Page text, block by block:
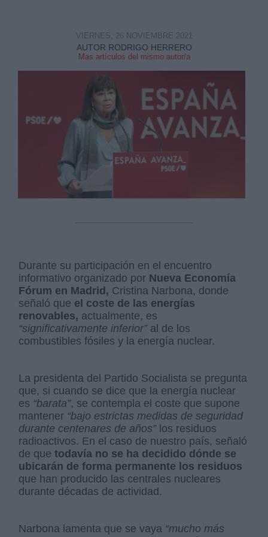
AUTOR RODRIGO HERRERO
Mas artículos del mismo autor/a
VIERNES, 26 NOVIEMBRE 2021
Durante su participación en el encuentro
informativo organizado por Nueva Economía
Fórum en Madrid, Cristina Narbona, donde
señaló que el coste de las energías
renovables, actualmente, es
“significativamente inferior”al de los
combustibles fósiles y la energía nuclear.
La presidenta del Partido Socialista se pregunta
que, si cuando se dice que la energía nuclear
es “barata”, se contempla el coste que supone
mantener “bajo estrictas medidas de seguridad
durante centenares de años”los residuos
radioactivos. En el caso de nuestro país, señaló
de quetodavía no se ha decidido dónde se
ubicarán de forma permanente los residuos
que han producido las centrales nucleares
durante décadas de actividad.
Narbona lamenta que se vaya “mucho más